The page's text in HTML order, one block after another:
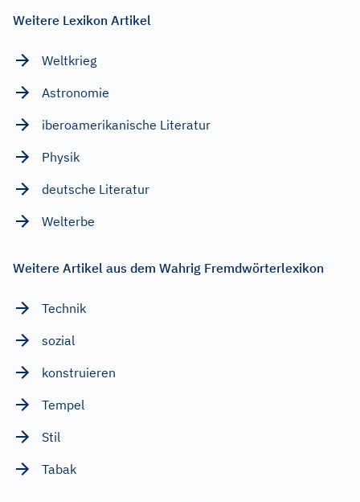
Weitere Lexikon Artikel
Weltkrieg
Astronomie
iberoamerikanische Literatur
Physik
deutsche Literatur
Welterbe
Weitere Artikel aus dem Wahrig Fremdwörterlexikon
Technik
sozial
konstruieren
Tempel
Stil
Tabak